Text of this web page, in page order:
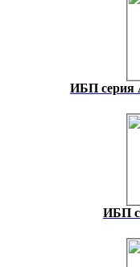
ИБП серия
ИБП